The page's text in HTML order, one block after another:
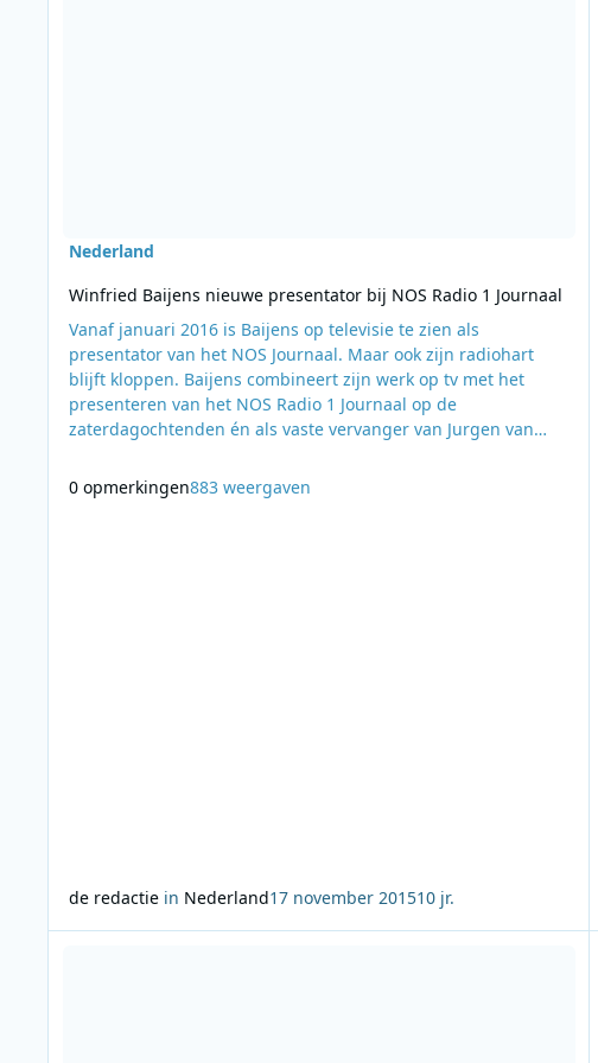
Nederland
Winfried Baijens nieuwe presentator bij NOS Radio 1 Journaal
Vanaf januari 2016 is Baijens op televisie te zien als
presentator van het NOS Journaal. Maar ook zijn radiohart
blijft kloppen. Baijens combineert zijn werk op tv met het
presenteren van het NOS Radio 1 Journaal op de
zaterdagochtenden én als vaste vervanger van Jurgen van
Jurgen van den Berg per 1 januari de nieuwe presentator
wordt van het NOS Radio 1 Journaal in de ochtend. Marcel
0 opmerkingen883 weergaven
de redactiein Nederland17 november 201510 jr.